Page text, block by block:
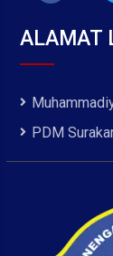
ALAMAT
PDM